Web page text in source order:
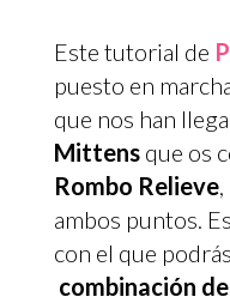
Este tutorial de
puesto en
que nos han
Mittensque os
Rombo Relieve,
ambos puntos.
con el que podrás
combinación